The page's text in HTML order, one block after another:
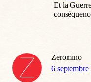
Et la
Zeromino
dit
6